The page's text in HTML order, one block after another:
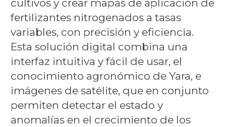
cultivos y crear mapas de aplicación de
fertilizantes nitrogenados a tasas
variables, con precisión y eficiencia.
Esta solución digital combina una
interfaz intuitiva y fácil de usar, el
conocimiento agronómico de Yara, e
imágenes de satélite, que en conjunto
permiten detectar el estado y
anomalías en el crecimiento de los